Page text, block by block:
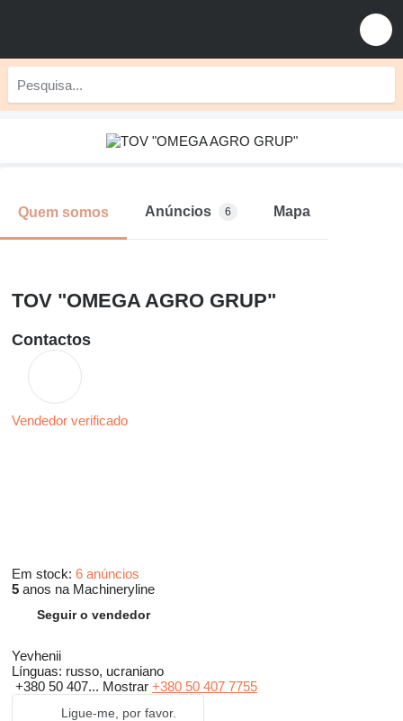
Quem somos Anúncios 6 Mapa
TOV "OMEGA AGRO GRUP"
Contactos
Vendedor verificado
Em stock: 6 anúncios
5 anos na Machineryline
Seguir o vendedor
Yevhenii
Línguas: russo, ucraniano
+380 50 407... Mostrar +380 50 407 7755
Ligue-me, por favor.